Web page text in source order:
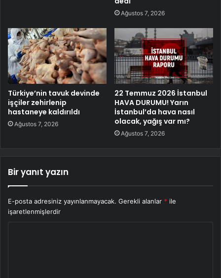
Ağustos 7, 2026
Türkiye’nin tavuk devinde
işçiler zehirlenip
hastaneye kaldırıldı
Ağustos 7, 2026
22 Temmuz 2026 İstanbul
HAVA DURUMU! Yarın
İstanbul’da hava nasıl
olacak, yağış var mı?
Ağustos 7, 2026
Bir yanıt yazın
E-posta adresiniz yayınlanmayacak. Gerekli alanlar * ile
işaretlenmişlerdir